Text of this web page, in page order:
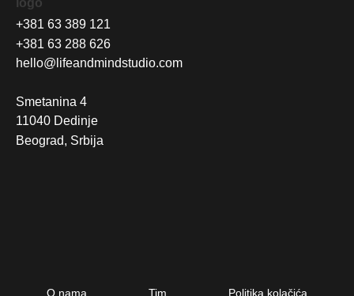
+381 63 389 121
+381 63 288 626
hello@lifeandmindstudio.com
Smetanina 4
11040 Dedinje
Beograd, Srbija
O nama Tim Politika kolačića